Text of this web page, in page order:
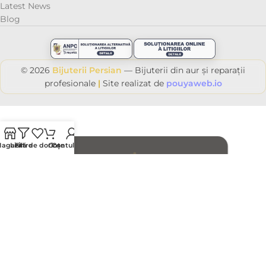
Latest News
Blog
© 2026 Bijuterii Persian — Bijuterii din aur și reparații
profesionale | Site realizat de pouyaweb.io
Filtre
Listă de dorințe
Coș
Contul meu